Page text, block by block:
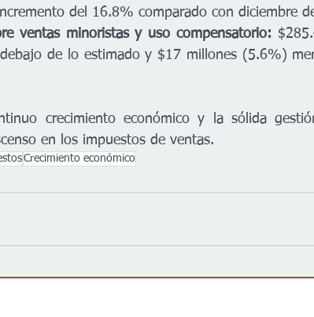
del 16.8% comparado con diciembre
ventas minoristas y uso compensatorio:
de lo estimado y $17 millones (5.6%)
crecimiento económico y la sólida
en los impuestos de ventas.
Crecimiento económico